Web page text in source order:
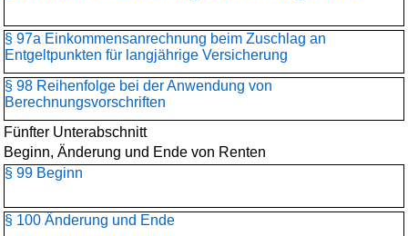
§ 97a Einkommensanrechnung beim Zuschlag an
Entgeltpunkten für langjährige Versicherung
§ 98 Reihenfolge bei der Anwendung von
Berechnungsvorschriften
Fünfter Unterabschnitt
Beginn, Änderung und Ende von Renten
§ 99 Beginn
§ 100 Änderung und Ende